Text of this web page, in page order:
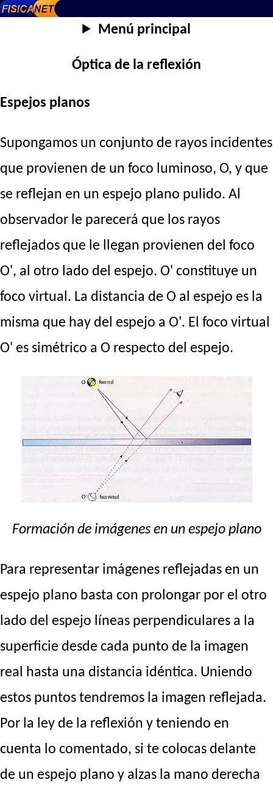
Menú principal
Óptica de la reflexión
Espejos planos
Supongamos un conjunto de rayos incidentes
que provienen de un foco luminoso, O, y que
se reflejan en un espejo plano pulido. Al
observador le parecerá que los rayos
reflejados que le llegan provienen del foco
O', al otro lado del espejo. O' constituye un
foco virtual. La distancia de O al espejo es la
misma que hay del espejo a O'. El foco virtual
O' es simétrico a O respecto del espejo.
Formación de imágenes en un espejo plano
Para representar imágenes reflejadas en un
espejo plano basta con prolongar por el otro
lado del espejo líneas perpendiculares a la
superficie desde cada punto de la imagen
real hasta una distancia idéntica. Uniendo
estos puntos tendremos la imagen reflejada.
Por la ley de la reflexión y teniendo en
cuenta lo comentado, si te colocas delante
de un espejo plano y alzas la mano derecha